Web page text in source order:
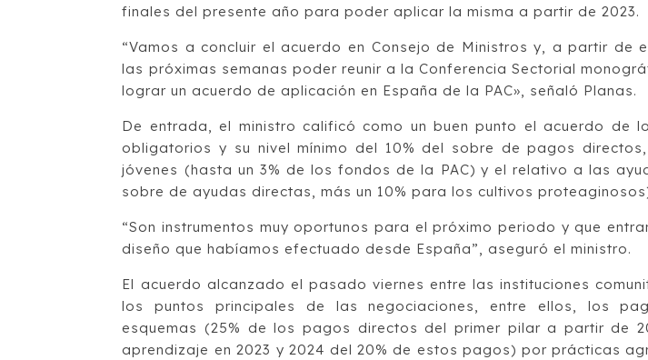
finales del presente año para poder aplicar la misma a partir de 2023.
“Vamos a concluir el acuerdo en Consejo de Ministros y, a partir de
las próximas semanas poder reunir a la Conferencia Sectorial
lograr un acuerdo de aplicación en España de la PAC», señaló Planas.
De entrada, el ministro calificó como un buen punto el acuerdo de
obligatorios y su nivel mínimo del 10% del sobre de pagos
jóvenes (hasta un 3% de los fondos de la PAC) y el relativo a las
sobre de ayudas directas, más un 10% para los cultivos
“Son instrumentos muy oportunos para el próximo periodo y que
diseño que habíamos efectuado desde España”, aseguró el ministro.
El acuerdo alcanzado el pasado viernes entre las instituciones
los puntos principales de las negociaciones, entre ellos, los
esquemas (25% de los pagos directos del primer pilar a partir de
aprendizaje en 2023 y 2024 del 20% de estos pagos) por prácticas